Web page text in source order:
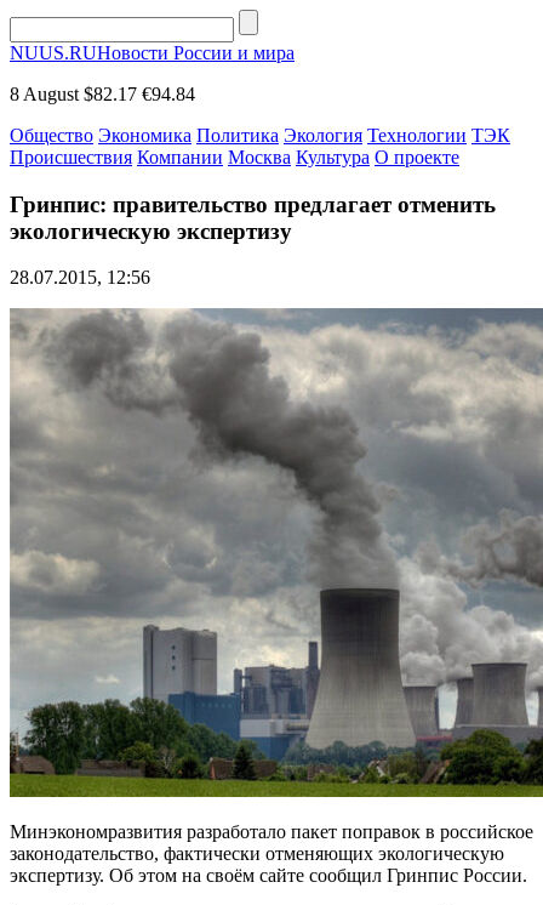
NUUS.RUНовости России и мира
8 August $82.17 €94.84
Общество Экономика Политика Экология Технологии ТЭК
Происшествия Компании Москва Культура О проекте
Гринпис: правительство предлагает отменить
экологическую экспертизу
28.07.2015, 12:56
Минэкономразвития разработало пакет поправок в российское
законодательство, фактически отменяющих экологическую
экспертизу. Об этом на своём сайте сообщил Гринпис России.